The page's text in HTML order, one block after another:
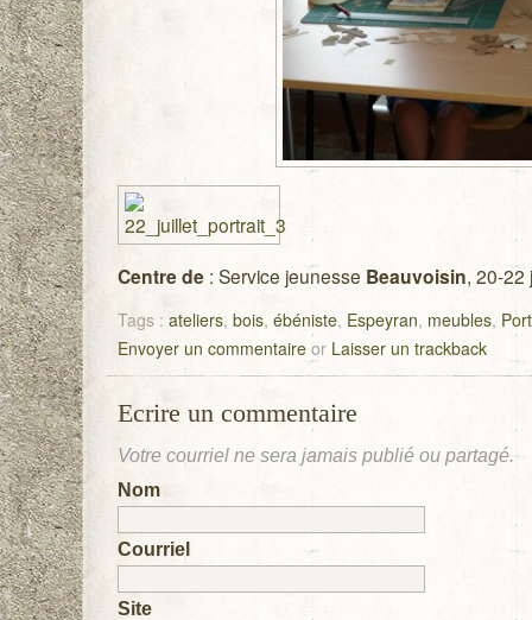
Centre de: Service jeunesse Beauvoisin, 20-22
Tags : ateliers, bois, ébéniste, Espeyran, meubles,
Envoyer un commentaireor Laisser un trackback
Ecrire un commentaire
Votre courriel ne sera jamaispublié ou partagé.
Nom
Courriel
Site